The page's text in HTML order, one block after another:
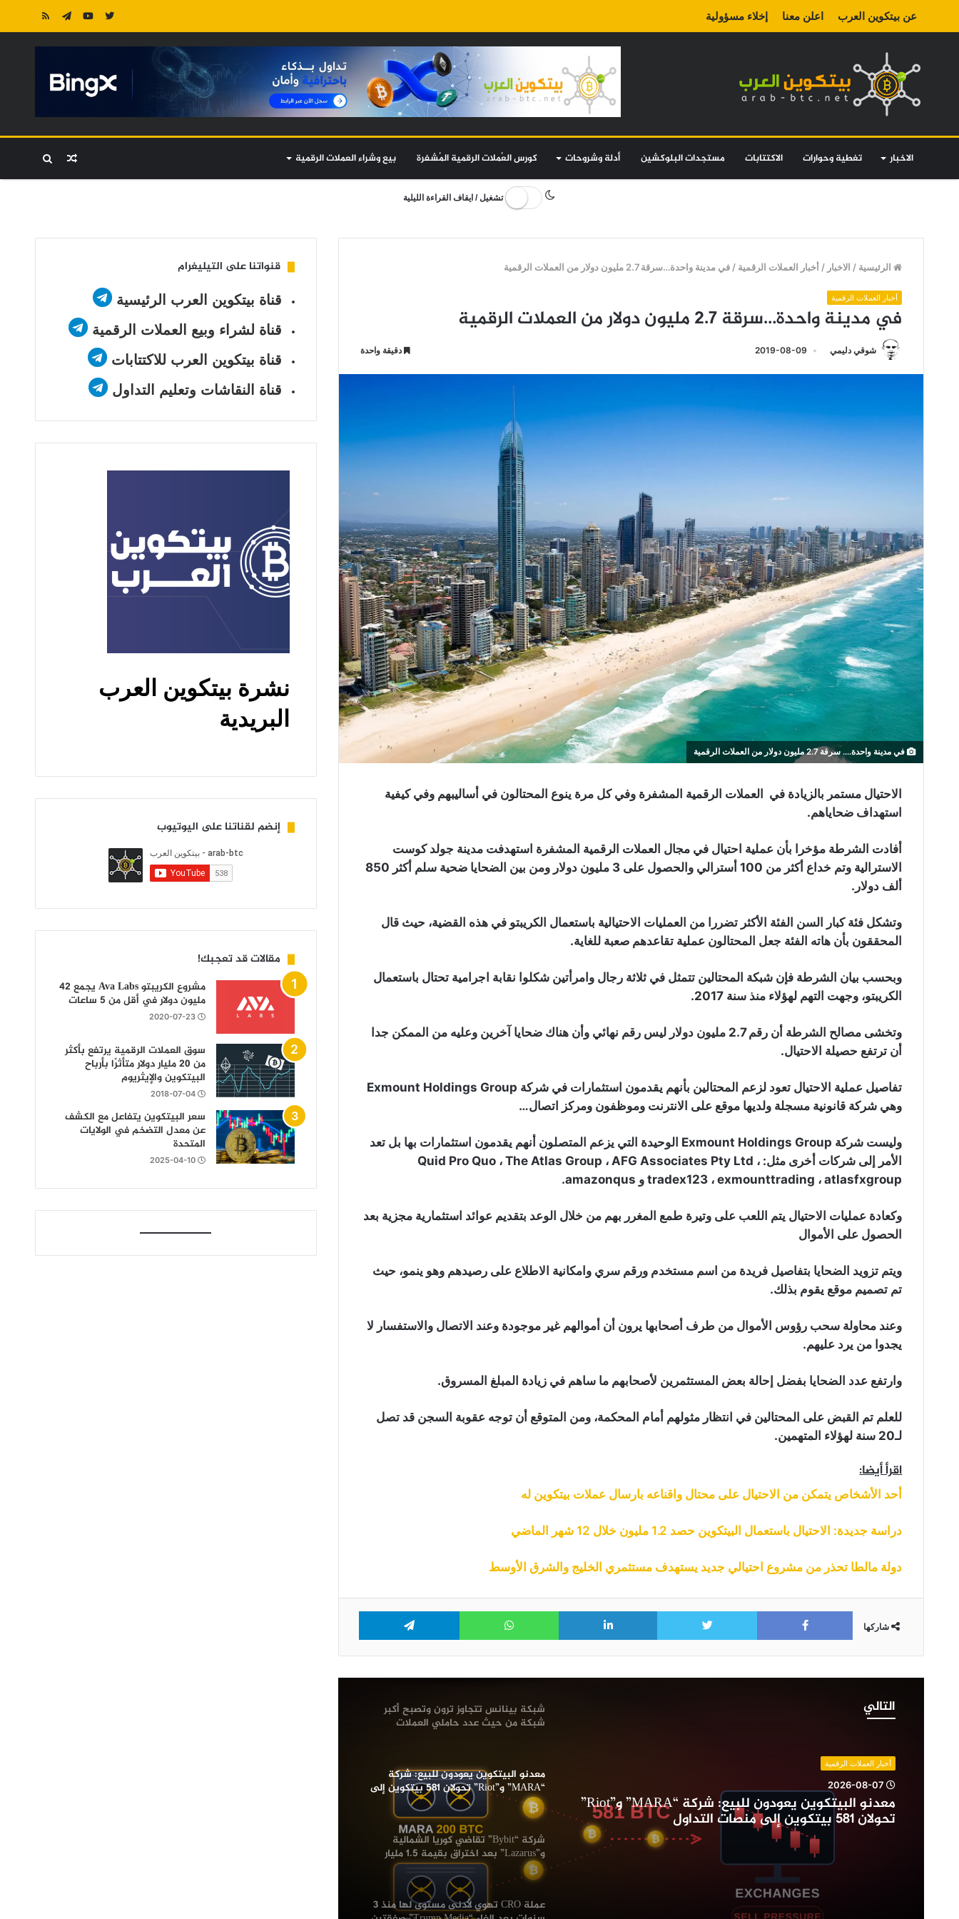
عن بيتكوين العرب اعلن معنا إخلاء مسؤولية
الاخبار تغطية وحوارات الاكتتابات مستجدات البلوكشين أدلة وشروحات كورس العُملات الرقمية المُشفرة بيع وشراء العملات الرقمية بحث مقال
تشغيل / ايقاف القراءة الليلية
الرئيسية / الاخبار / أخبار العملات الرقمية / في مدينة واحدة…سرقة 2.7 مليون دولار من العملات الرقمية
أخبار العملات الرقمية
في مدينة واحدة…سرقة 2.7 مليون دولار من العملات الرقمية
شوقي دليمي 2019-08-09 دقيقة واحدة
في مدينة واحدة.... سرقة 2.7 مليون دولار من العملات الرقمية
الاحتيال مستمر بالزيادة في العملات الرقمية المشفرة وفي كل مرة ينوع المحتالون في أساليبهم وفي كيفية
استهداف ضحاياهم.
أفادت الشرطة مؤخرا بأن عملية احتيال في مجال العملات الرقمية المشفرة استهدفت مدينة جولد كوست
الاسترالية وتم خداع أكثر من 100 أسترالي والحصول على 3 مليون دولار ومن بين الضحايا ضحية سلم أكثر 850
ألف دولار.
وتشكل فئة كبار السن الفئة الأكثر تضررا من العمليات الاحتيالية باستعمال الكريبتو في هذه القضية، حيث قال
المحققون بأن هاته الفئة جعل المحتالون عملية تقاعدهم صعبة للغاية.
وبحسب بيان الشرطة فإن شبكة المحتالين تتمثل في ثلاثة رجال وامرأتين شكلوا نقابة اجرامية تحتال باستعمال
الكريبتو، وجهت التهم لهؤلاء منذ سنة 2017.
وتخشى مصالح الشرطة أن رقم 2.7 مليون دولار ليس رقم نهائي وأن هناك ضحايا آخرين وعليه من الممكن جدا
أن ترتفع حصيلة الاحتيال.
تفاصيل عملية الاحتيال تعود لزعم المحتالين بأنهم يقدمون استثمارات في شركة Exmount Holdings Group
وهي شركة قانونية مسجلة ولديها موقع على الانترنت وموظفون ومركز اتصال…
وليست شركة Exmount Holdings Group الوحيدة التي يزعم المتصلون أنهم يقدمون استثمارات بها بل تعد
الأمر إلى شركات أخرى مثل: Quid Pro Quo ، The Atlas Group ، AFG Associates Pty Ltd ،
tradex123 ، exmounttrading ، atlasfxgroup و amazonqus.
وكعادة عمليات الاحتيال يتم اللعب على وتيرة طمع المغرر بهم من خلال الوعد بتقديم عوائد استثمارية مجزية بعد
الحصول على الأموال
ويتم تزويد الضحايا بتفاصيل فريدة من اسم مستخدم ورقم سري وامكانية الاطلاع على رصيدهم وهو ينمو، حيث
تم تصميم موقع يقوم بذلك.
وعند محاولة سحب رؤوس الأموال من طرف أصحابها يرون أن أموالهم غير موجودة وعند الاتصال والاستفسار لا
يجدوا من يرد عليهم.
وارتفع عدد الضحايا بفضل إحالة بعض المستثمرين لأصحابهم ما ساهم في زيادة المبلغ المسروق.
للعلم تم القبض على المحتالين في انتظار مثولهم أمام المحكمة، ومن المتوقع أن توجه عقوبة السجن قد تصل
لـ20 سنة لهؤلاء المتهمين.
اقرأ أيضا:
أحد الأشخاص يتمكن من الاحتيال على محتال واقناعه بارسال عملات بيتكوين له
دراسة جديدة: الاحتيال باستعمال البيتكوين حصد 1.2 مليون خلال 12 شهر الماضي
دولة مالطا تحذر من مشروع احتيالي جديد يستهدف مستثمري الخليج والشرق الأوسط
شاركها
Facebook
Twitter
LinkedIn
WhatsApp
Telegram
التاليالبيتكوين
“MARA”أخبار العملات الرقمية
2026-08-07
معدنو البيتكوين يعودون للبيع: شركة “MARA” و”Riot”
تحولان 581 بيتكوين إلى منصات التداول
دولار
سنوات بعد إلغاء “Trump Media” صفقتين
مع شركة “Crypto.com”
سعر البيتكوين يتماسك بعد بيانات وظائف
أمريكية ضعيفة تقلص احتمالات رفع
شبكة بينانس تتجاوز ترون وتصبح أكبر
الرقمية المستقرة
سعر البيتكوين يتماسك بعد بيانات وظائف
أمريكية ضعيفة تقلص احتمالات رفع
شبكة بينانس تتجاوز ترون وتصبح أكبر
شبكة من حيث عدد حاملي العملات
معدنو البيتكوين يعودون للبيع: شركة
“MARA” و”Riot” تحولان 581 بيتكوين إلى
منصات التداول
شركة “Bybit” تقاضي كوريا الشمالية
و”Lazarus” بعد اختراق بقيمة 1.5 مليار
دولار
عملة CRO تهوي لأدنى مستوى لها منذ 3
قنواتنا على التيليغرام
قناة بيتكوين العرب الرئيسية
قناة لشراء وبيع العملات الرقمية
قناة بيتكوين العرب للاكتتابات
قناة النقاشات وتعليم التداول
إنضم لقناتنا على اليوتيوب
مقالات قد تعجبك!
مشروع الكريبتو Ava Labs يجمع 42
مليون دولار في أقل من 5 ساعات
2020-07-23
سوق العملات الرقمية يرتفع بأكثر
من 20 مليار دولار متأثرًا بأرباح
البيتكوين والإيثريوم
2018-07-04
سعر البيتكوين يتفاعل مع الكشف
عن معدل التضخم في الولايات
المتحدة
2025-04-10